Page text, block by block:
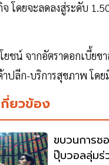
โดยจะลดลงสู่ระดับ
ชน์ จากอัตราดอกเบี้ยข
ปลีก-บริการสุขภาพ โด
กี่ยวข้อง
ขบวนการช
ปุ๊บวอลลุ่มร่